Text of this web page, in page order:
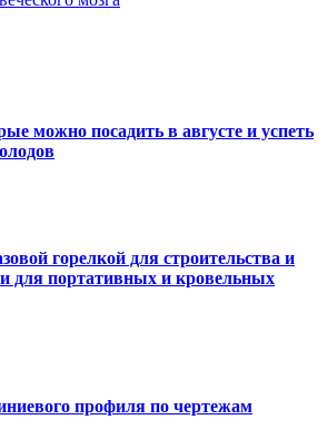
можно посадить в августе и успеть
горелкой для строительства и
для портативных и кровельных
профиля по чертежам